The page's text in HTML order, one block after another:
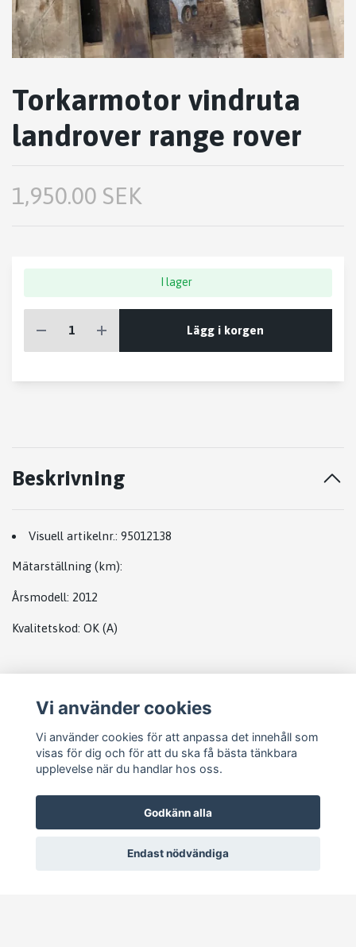
Torkarmotor vindruta
landrover range rover
1,950.00 SEK
I lager
Lägg i korgen
Beskrivning
Visuell artikelnr.: 95012138
Mätarställning (km):
Årsmodell: 2012
Kvalitetskod: OK (A)
Vi använder cookies
Vi använder cookies för att anpassa det innehåll som
visas för dig och för att du ska få bästa tänkbara
upplevelse när du handlar hos oss.
Godkänn alla
Endast nödvändiga